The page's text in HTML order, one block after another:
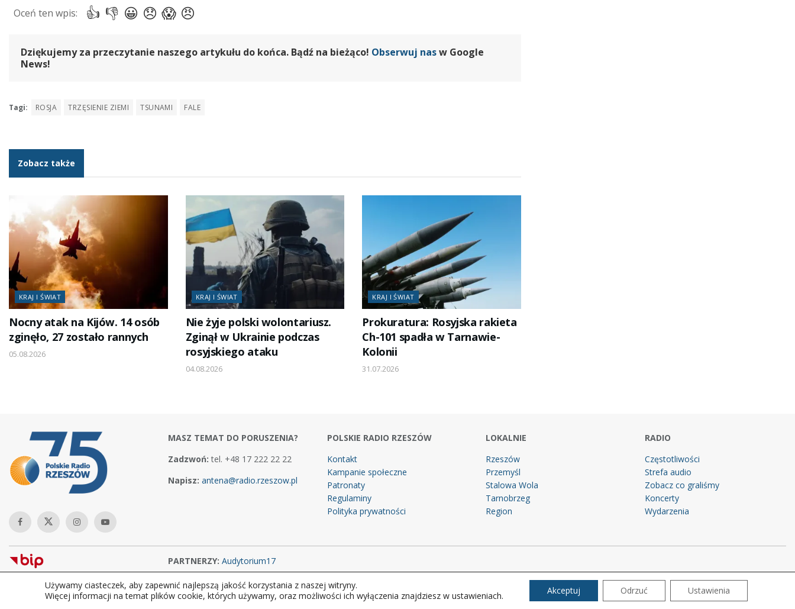
Dziękujemy za przeczytanie naszego artykułu do końca. Bądź na bieżąco! Obserwuj nasw Google
News!
Tagi: ROSJA TRZĘSIENIE ZIEMI TSUNAMI FALE
Zobacz także
KRAJ I ŚWIAT
Nocny atak na Kijów. 14 osób
zginęło, 27 zostało rannych
05.08.2026
KRAJ I ŚWIAT
Nie żyje polski wolontariusz.
Zginął w Ukrainie podczas
rosyjskiego ataku
04.08.2026
KRAJ I ŚWIAT
Prokuratura: Rosyjska rakieta
Ch-101 spadła w Tarnawie-
Kolonii
31.07.2026
MASZ TEMAT DO PORUSZENIA?
Zadzwoń: tel. +48 17 222 22 22
Napisz: antena@radio.rzeszow.pl
POLSKIE RADIO RZESZÓW
Kontakt
Kampanie społeczne
Patronaty
Regulaminy
Polityka prywatności
LOKALNIE
Rzeszów
Przemyśl
Stalowa Wola
Tarnobrzeg
Region
RADIO
Częstotliwości
Strefa audio
Zobacz co graliśmy
Koncerty
Wydarzenia
PARTNERZY: Audytorium17
Copyright © 2026Polskie Radio Rzeszów S.A. w likwidacj. Wszelkie prawa zastrzeżone.
Używamy ciasteczek, aby zapewnić najlepszą jakość korzystania z naszej witryny.
Więcej informacji na temat plików cookie, których używamy, oraz możliwości ich wyłączenia znajdziesz w ustawieniach.
Akceptuj Odrzuć Ustawienia